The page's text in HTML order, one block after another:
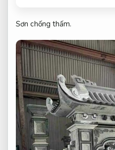
Sơn chống thấm.